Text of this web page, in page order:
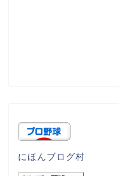
にほんブログ村